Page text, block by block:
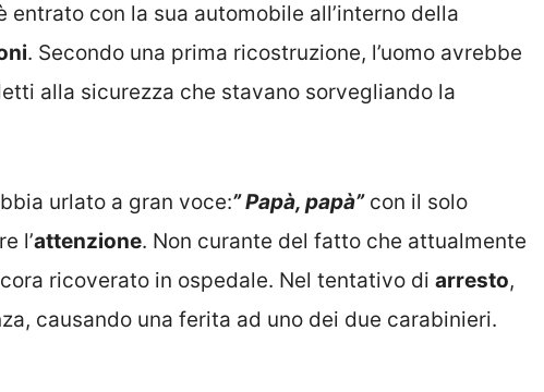
entrato con la sua automobile all’interno della
. Secondo una prima ricostruzione, l’uomo avrebbe
alla sicurezza che stavano sorvegliando la
urlato a gran voce:” Papà, papà”con il solo
l’attenzione. Non curante del fatto che attualmente
ricoverato in ospedale. Nel tentativo di arresto,
causando una ferita ad uno dei due carabinieri.